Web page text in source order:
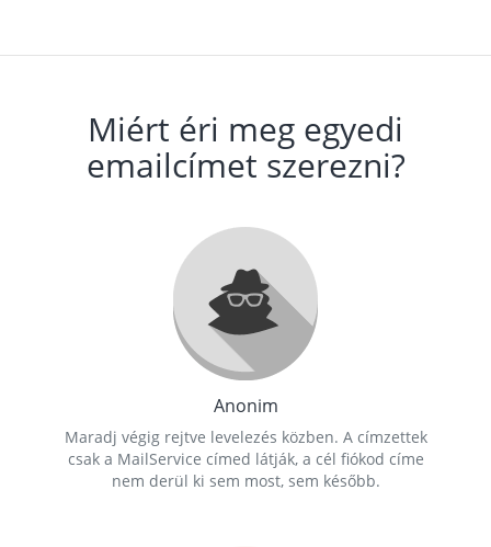
Miért éri meg egyedi
emailcímet szerezni?
Anonim
Maradj végig rejtve levelezés közben. A címzettek
csak a MailService címed látják, a cél fiókod címe
nem derül ki sem most, sem később.